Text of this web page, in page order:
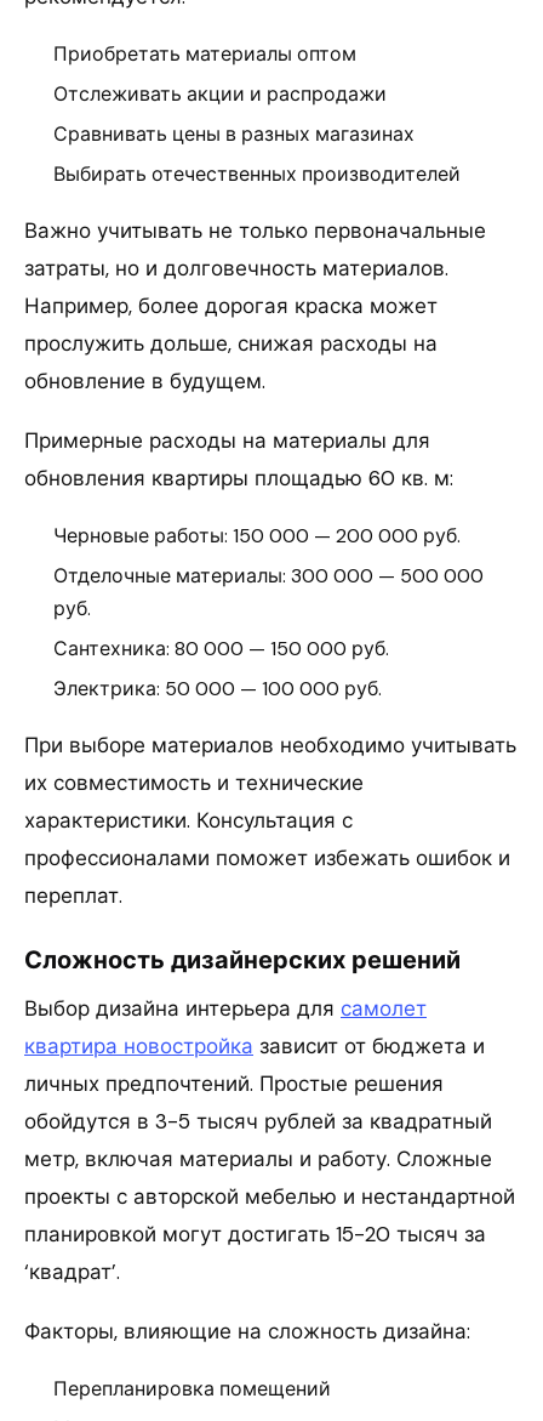
Приобретать материалы оптом
Отслеживать акции и распродажи
Сравнивать цены в разных магазинах
Выбирать отечественных производителей
Важно учитывать не только первоначальные
затраты, но и долговечность материалов.
Например, более дорогая краска может
прослужить дольше, снижая расходы на
обновление в будущем.
Примерные расходы на материалы для
обновления квартиры площадью 60 кв. м:
Черновые работы: 150 000 — 200 000 руб.
Отделочные материалы: 300 000 — 500 000
руб.
Сантехника: 80 000 — 150 000 руб.
Электрика: 50 000 — 100 000 руб.
При выборе материалов необходимо учитывать
их совместимость и технические
характеристики. Консультация с
профессионалами поможет избежать ошибок и
переплат.
Сложность дизайнерских решений
Выбор дизайна интерьера для самолет
квартира новостройка зависит от бюджета и
личных предпочтений. Простые решения
обойдутся в 3-5 тысяч рублей за квадратный
метр, включая материалы и работу. Сложные
проекты с авторской мебелью и нестандартной
планировкой могут достигать 15-20 тысяч за
‘квадрат’.
Факторы, влияющие на сложность дизайна:
Перепланировка помещений